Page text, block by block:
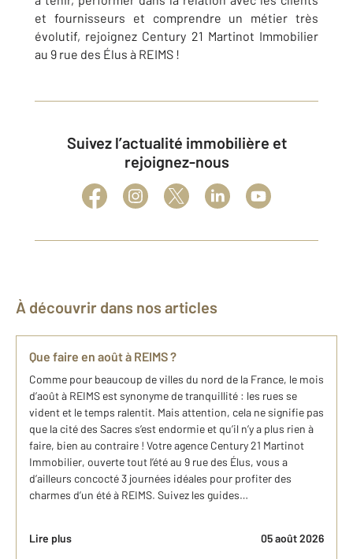
et fournisseurs et comprendre un métier très
évolutif, rejoignez Century 21 Martinot Immobilier
au 9 rue des Élus à REIMS !
Suivez l’actualité immobilière et
rejoignez-nous
À découvrir dans nos articles
Que faire en août à REIMS ?
Comme pour beaucoup de villes du nord de la France, le mois
d’août à REIMS est synonyme de tranquillité : les rues se
vident et le temps ralentit. Mais attention, cela ne signifie pas
que la cité des Sacres s’est endormie et qu’il n’y a plus rien à
faire, bien au contraire ! Votre agence Century 21 Martinot
Immobilier, ouverte tout l’été au 9 rue des Élus, vous a
d’ailleurs concocté 3 journées idéales pour profiter des
charmes d’un été à REIMS. Suivez les guides…
Lire plus 05 août 2026